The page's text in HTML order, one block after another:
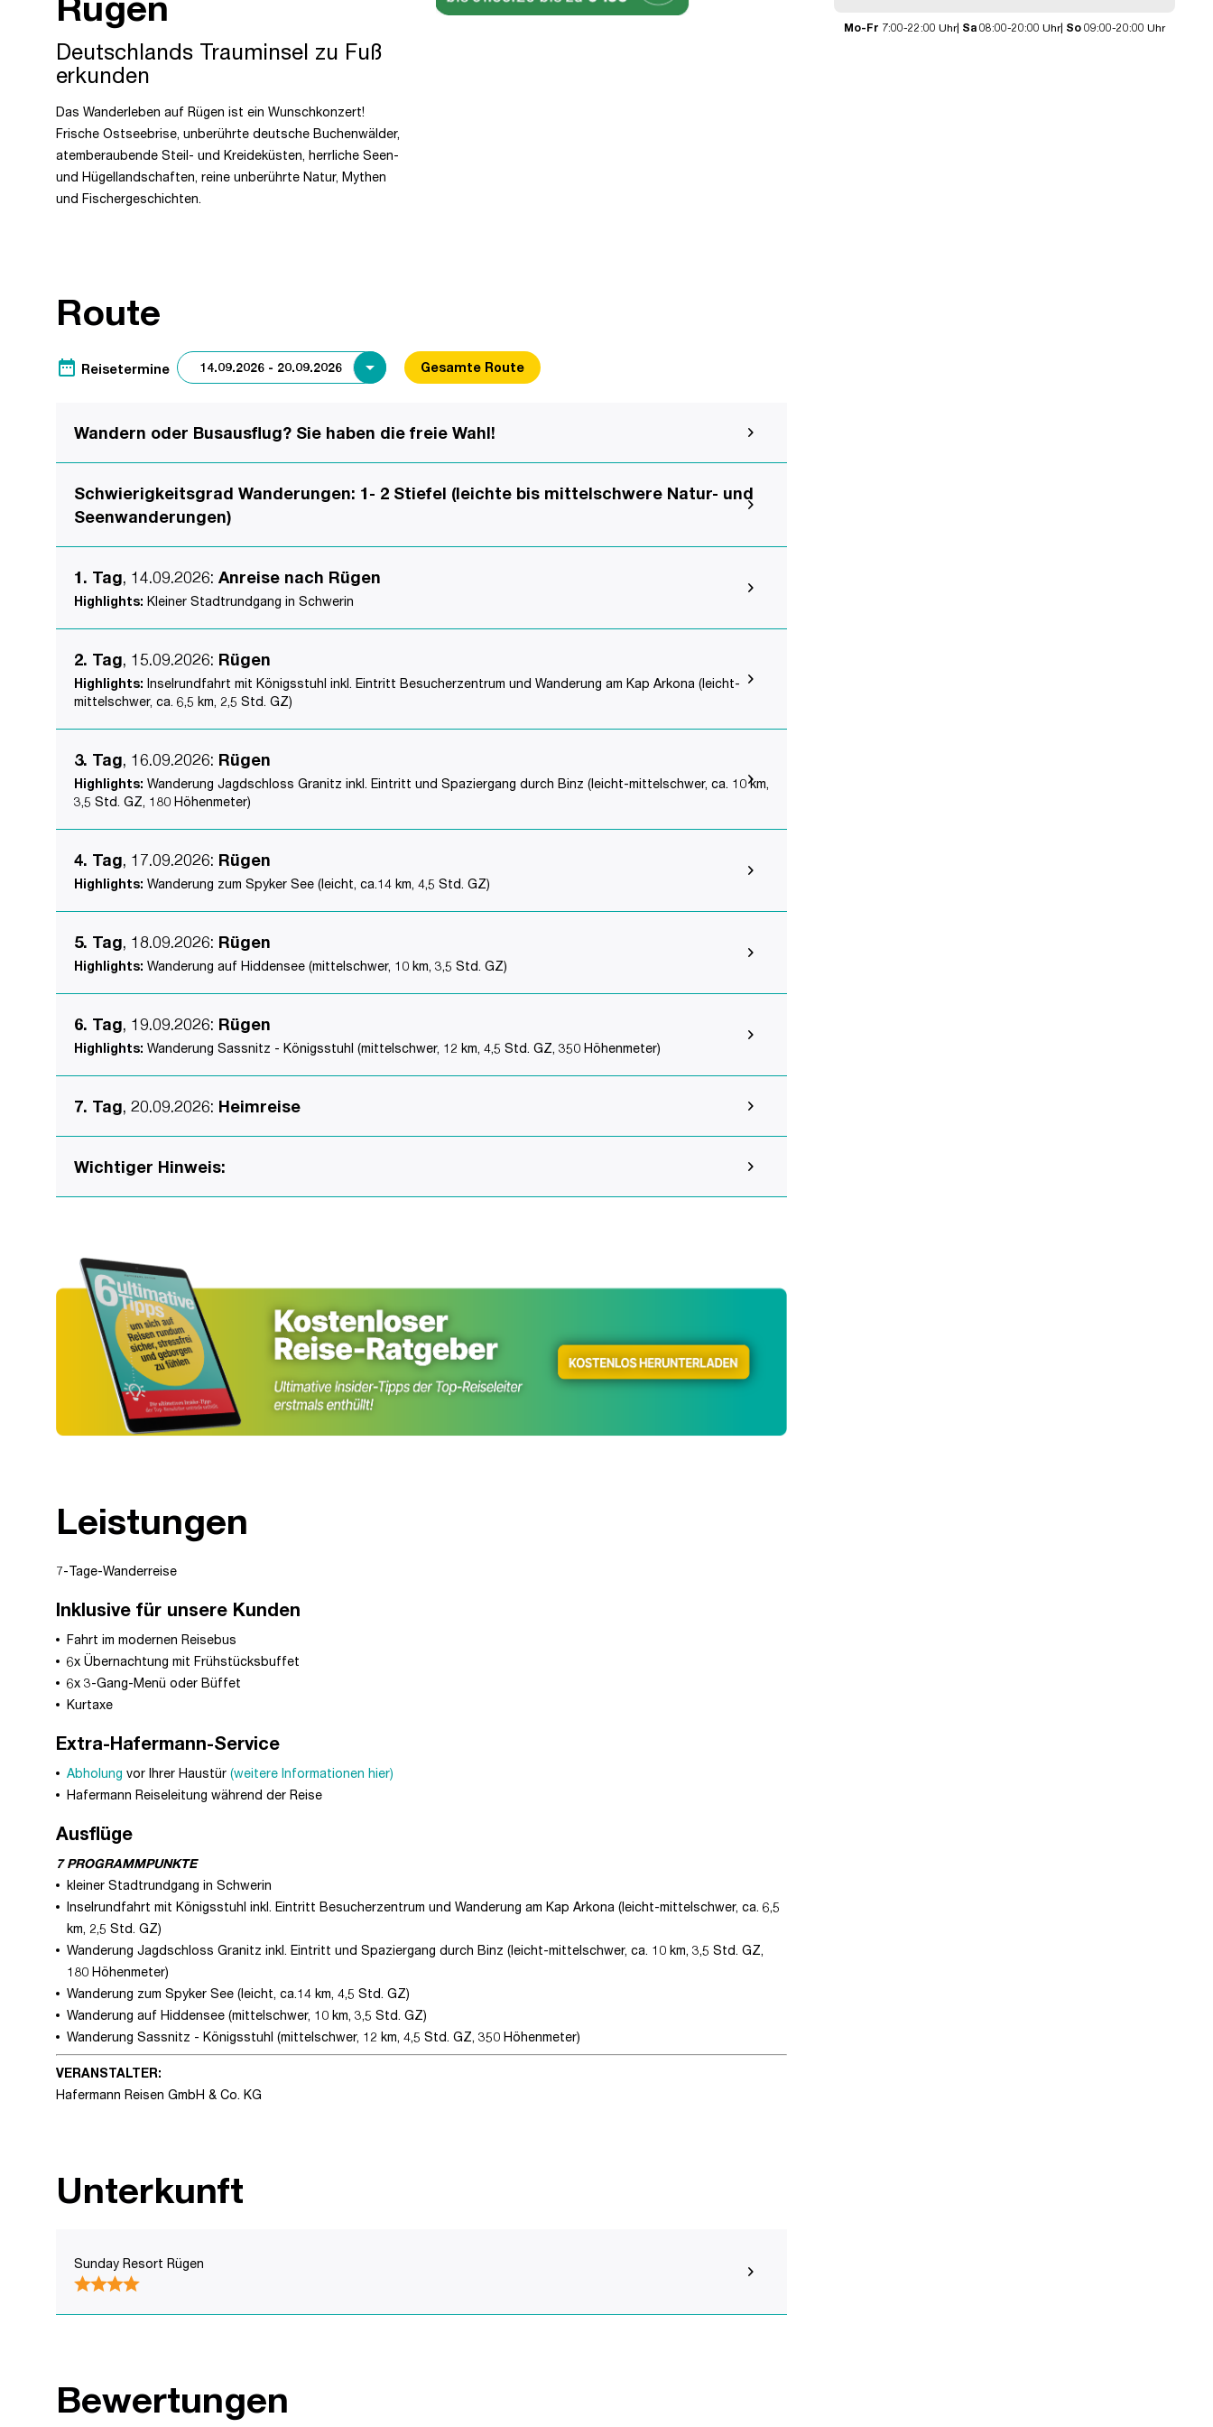
Deutschlands Trauminsel zu Fuß
erkunden
Das Wanderleben auf Rügen ist ein Wunschkonzert!
Frische Ostseebrise, unberührte deutsche Buchenwälder,
atemberaubende Steil- und Kreideküsten, herrliche Seen-
und Hügellandschaften, reine unberührte Natur, Mythen
und Fischergeschichten.
Route
date_range Reisetermine Gesamte Route
Wandern oder Busausflug? Sie haben die freie Wahl!
Schwierigkeitsgrad Wanderungen: 1- 2 Stiefel (leichte bis mittelschwere Natur- und
Seenwanderungen)
1. Tag, 14.09.2026: Anreise nach Rügen
Highlights: Kleiner Stadtrundgang in Schwerin
2. Tag, 15.09.2026: Rügen
Highlights: Inselrundfahrt mit Königsstuhl inkl. Eintritt Besucherzentrum und Wanderung am Kap Arkona (leicht-
mittelschwer, ca. 6,5 km, 2,5 Std. GZ)
3. Tag, 16.09.2026: Rügen
Highlights: Wanderung Jagdschloss Granitz inkl. Eintritt und Spaziergang durch Binz (leicht-mittelschwer, ca. 10 km,
3,5 Std. GZ, 180 Höhenmeter)
4. Tag, 17.09.2026: Rügen
Highlights: Wanderung zum Spyker See (leicht, ca.14 km, 4,5 Std. GZ)
5. Tag, 18.09.2026: Rügen
Highlights: Wanderung auf Hiddensee (mittelschwer, 10 km, 3,5 Std. GZ)
6. Tag, 19.09.2026: Rügen
Highlights: Wanderung Sassnitz - Königsstuhl (mittelschwer, 12 km, 4,5 Std. GZ, 350 Höhenmeter)
7. Tag, 20.09.2026: Heimreise
Wichtiger Hinweis:
Leistungen
7-Tage-Wanderreise
Inklusive für unsere Kunden
Fahrt im modernen Reisebus
6x Übernachtung mit Frühstücksbuffet
6x 3-Gang-Menü oder Büffet
Kurtaxe
Extra-Hafermann-Service
Abholung vor Ihrer Haustür (weitere Informationen hier)
Hafermann Reiseleitung während der Reise
Ausflüge
7 PROGRAMMPUNKTE
kleiner Stadtrundgang in Schwerin
Inselrundfahrt mit Königsstuhl inkl. Eintritt Besucherzentrum und Wanderung am Kap Arkona (leicht-mittelschwer, ca. 6,5
km, 2,5 Std. GZ)
Wanderung Jagdschloss Granitz inkl. Eintritt und Spaziergang durch Binz (leicht-mittelschwer, ca. 10 km, 3,5 Std. GZ,
180 Höhenmeter)
Wanderung zum Spyker See (leicht, ca.14 km, 4,5 Std. GZ)
Wanderung auf Hiddensee (mittelschwer, 10 km, 3,5 Std. GZ)
Wanderung Sassnitz - Königsstuhl (mittelschwer, 12 km, 4,5 Std. GZ, 350 Höhenmeter)
VERANSTALTER:
Hafermann Reisen GmbH & Co. KG
Unterkunft
Sunday Resort Rügen
Bewertungen
Mo-Fr 7:00-22:00 Uhr| Sa 08:00-20:00 Uhr| So 09:00-20:00 Uhr